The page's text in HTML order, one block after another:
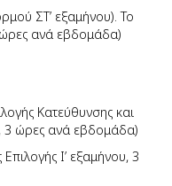
ΣΤ’ εξαμήνου). Το
ανά εβδομάδα)
Κατεύθυνσης και
3 ώρες ανά εβδομάδα)
Ι’ εξαμήνου, 3